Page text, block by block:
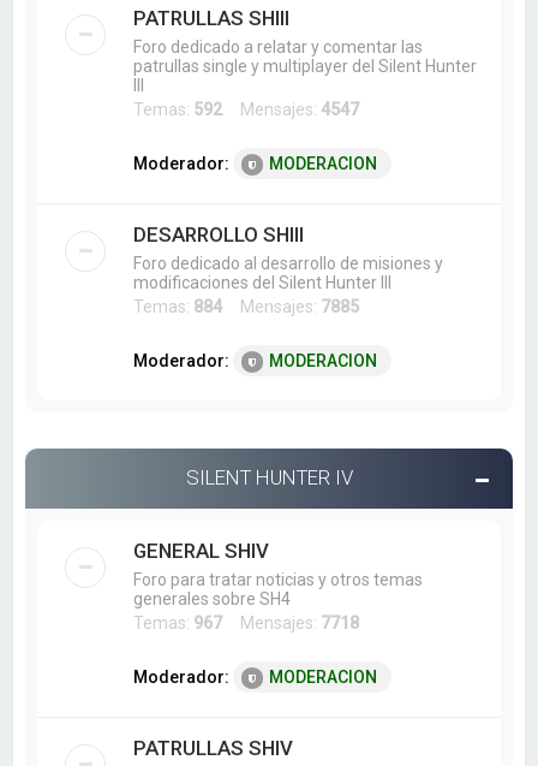
PATRULLAS SHIII
Foro dedicado a relatar y comentar las
patrullas single y multiplayer del Silent Hunter
Temas: 592Mensajes:4547
Moderador: MODERACION
DESARROLLO SHIII
Foro dedicado al desarrollo de misiones y
modificaciones del Silent Hunter III
Temas: 884 Mensajes: 7885
Moderador: MODERACION
SILENT HUNTER IV
GENERAL SHIV
Foro para tratar noticias y otros temas
generales sobre SH4
Temas: 967Mensajes: 7718
Moderador: MODERACION
PATRULLAS SHIV